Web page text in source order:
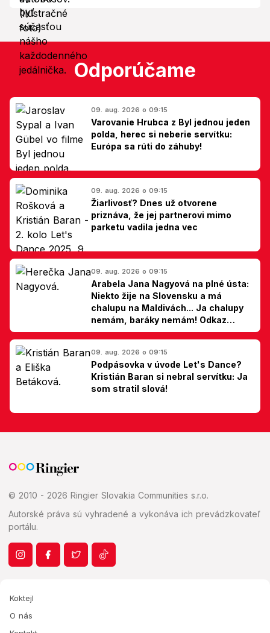
Odporúčame
09. aug. 2026 o 09:15
Varovanie Hrubca z Byl jednou jeden
polda, herec si neberie servítku:
Európa sa rúti do záhuby!
09. aug. 2026 o 09:15
Žiarlivosť? Dnes už otvorene
priznáva, že jej partnerovi mimo
parketu vadila jedna vec
09. aug. 2026 o 09:15
Arabela Jana Nagyová na plné ústa:
Niekto žije na Slovensku a má
chalupu na Maldivách... Ja chalupy
nemám, baráky nemám! Odkaz
Slovákom
09. aug. 2026 o 09:15
Podpásovka v úvode Let's Dance?
Kristián Baran si nebral servítku: Ja
som stratil slová!
© 2010 - 2026 Ringier Slovakia Communities s.r.o.
Autorské práva sú vyhradené a vykonáva ich prevádzkovateľ
portálu.
Koktejl
O nás